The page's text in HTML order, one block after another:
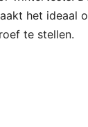
het ideaal
te stellen.